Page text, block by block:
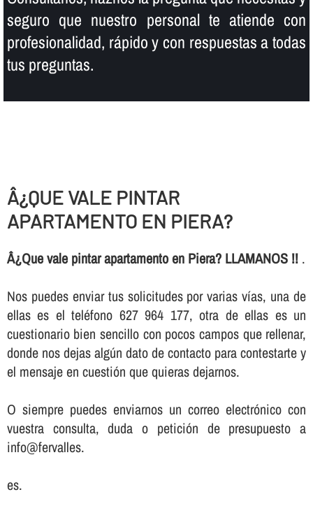
seguro que nuestro personal te atiende con
profesionalidad, rápido y con respuestas a todas
tus preguntas.
Â¿QUE VALE PINTAR
APARTAMENTO EN PIERA?
Â¿Que vale pintar apartamento en Piera? LLAMANOS !! .
Nos puedes enviar tus solicitudes por varias ví­as, una de
ellas es el teléfono 627 964 177, otra de ellas es un
cuestionario bien sencillo con pocos campos que rellenar,
donde nos dejas algún dato de contacto para contestarte y
el mensaje en cuestión que quieras dejarnos.
O siempre puedes enviarnos un correo electrónico con
vuestra consulta, duda o petición de presupuesto a
info@fervalles.
es.